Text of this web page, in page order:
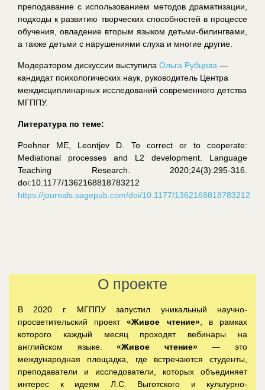
преподавание с использованием методов драматизации,
подходы к развитию творческих способностей в процессе
обучения, овладение вторым языком детьми-билингвами,
а также детьми с нарушениями слуха и многие другие.
Модератором дискуссии выступила Ольга Рубцова —
кандидат психологических наук, руководитель Центра
междисциплинарных исследований современного детства
МГППУ.
Литература по теме:
Poehner ME, Leontjev D. To correct or to cooperate:
Mediational processes and L2 development. Language
Teaching Research. 2020;24(3):295-316.
doi:10.1177/1362168818783212
https://journals.sagepub.com/doi/10.1177/1362168818783212
О проекте
В 2020 г. МГППУ запустил уникальный научно-
просветительский проект«Живое чтение», в рамках
которого каждый месяц проходят вебинары на
английском языке.«Живое чтение»— это
международная площадка, где встречаются студенты,
преподаватели и исследователи, которых объединяет
интерес к идеям Л.С. Выготского и культурно-